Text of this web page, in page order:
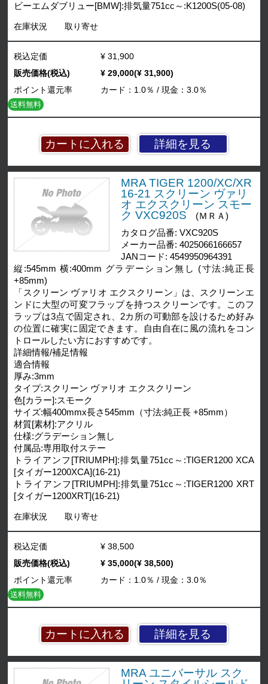
ビーエムダブリュー[BMW]:排気量751cc～:K1200S(05-08)
在庫状況 取り寄せ
詳細を見る
税込定価
¥ 31,900
販売価格(税込)
¥ 29,000(¥ 31,900)
ポイント還元率
カード：1.0％ / 現金：3.0％
送料無料
MRA TIGER 1200/XC/XR
16-21 スクリーン ヴァリ
オ エクスクリーン スモー
ク VXC920S
(ＭＲＡ)
カタログ品番: VXC920S
メーカー品番: 4025066166657
JANコード: 4549950964391
縦:545mm 横:400mm グラデーション無し (寸法:純正長
+85mm)
「スクリーン ヴァリオ エクスクリーン」は、スクリーンエ
ンドに大型の可変フラップを持つスクリーンです。このフ
ラップは3点で固定され、2カ所の可動部を設けるため好み
の位置に確実に固定できます。自由自在に風の流れをコン
トロールしたい方におすすめです。
詳細情報/補足情報
適合情報
厚み:3mm
タイプ:スクリーン ヴァリオ エクスクリーン
色[カラー]:スモーク
サイズ:幅400mmx長さ545mm（寸法:純正長 +85mm）
材質[素材]:アクリル
仕様:グラデーション無し
付属品:専用取付ステー
トライアンフ[TRIUMPH]:排気量751cc～:TIGER1200 XCA
[タイガー1200XCA](16-21)
トライアンフ[TRIUMPH]:排気量751cc～:TIGER1200 XRT
[タイガー1200XRT](16-21)
在庫状況 取り寄せ
詳細を見る
税込定価
¥ 38,500
販売価格(税込)
¥ 35,000(¥ 38,500)
ポイント還元率
カード：1.0％ / 現金：3.0％
送料無料
MRA ユニバーサル スク